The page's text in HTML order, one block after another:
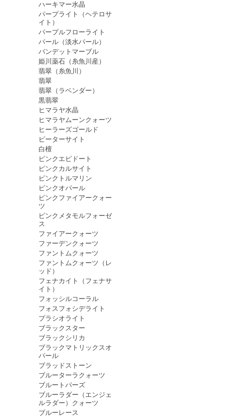
ハーキマー水晶
パープライト（ヘテロサ
イト）
パープルフローライト
パール（淡水パール）
バンデットマーブル
姫川薬石（糸魚川産）
翡翠（糸魚川）
翡翠
翡翠（ラベンダー）
黒翡翠
ヒマラヤ水晶
ヒマラヤムーンクォーツ
ヒーラーズゴールド
ピーターサイト
白檀
ピンクエピドート
ピンクカルサイト
ピンクトルマリン
ピンクオパール
ピンクファイアークォー
ツ
ピンクメタモルフォーゼ
ス
ファイアークォーツ
ファーデンクォーツ
ファントムクォーツ
ファントムクォーツ（レ
ッド）
フェナカイト（フェナサ
イト）
フォッシルコーラル
フォスフォシデライト
プラシオライト
ブラックスター
ブラックシリカ
ブラックマトリックスオ
パール
ブラッドストーン
ブルーターラクォーツ
ブルートパーズ
ブルーラダー（エンジェ
ルラダー）クォーツ
ブルーレース